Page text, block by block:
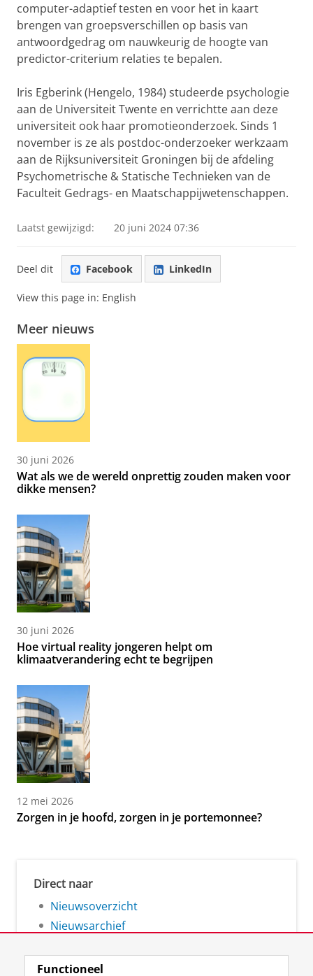
computer-adaptief testen en voor het in kaart
brengen van groepsverschillen op basis van
antwoordgedrag om nauwkeurig de hoogte van
predictor-criterium relaties te bepalen.
Iris Egberink (Hengelo, 1984) studeerde psychologie
aan de Universiteit Twente en verrichtte aan deze
universiteit ook haar promotieonderzoek. Sinds 1
november is ze als postdoc-onderzoeker werkzaam
aan de Rijksuniversiteit Groningen bij de afdeling
Psychometrische & Statische Technieken van de
Faculteit Gedrags- en Maatschappijwetenschappen.
Laatst gewijzigd: 20 juni 2024 07:36
Deel dit Facebook LinkedIn
View this page in: English
Meer nieuws
30 juni 2026
Wat als we de wereld onprettig zouden maken voor
dikke mensen?
30 juni 2026
Hoe virtual reality jongeren helpt om
klimaatverandering echt te begrijpen
12 mei 2026
Zorgen in je hoofd, zorgen in je portemonnee?
Direct naar
Nieuwsoverzicht
Nieuwsarchief
Functioneel